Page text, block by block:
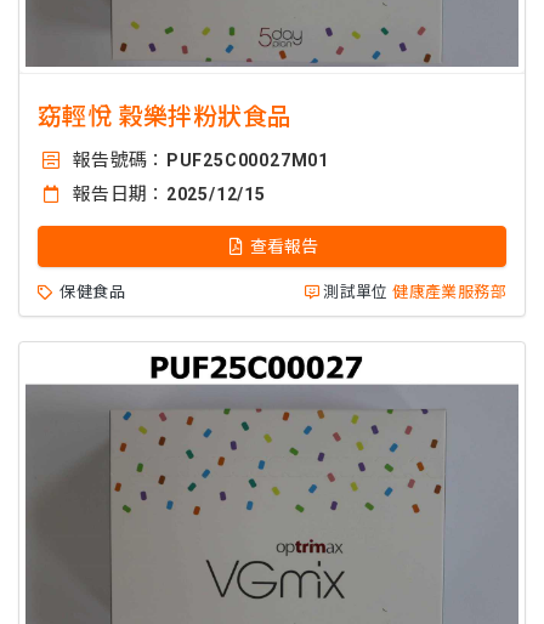
窈輕悅 穀樂拌粉狀食品
報告號碼： PUF25C00027M01
報告日期： 2025/12/15
查看報告
保健食品 測試單位 健康產業服務部